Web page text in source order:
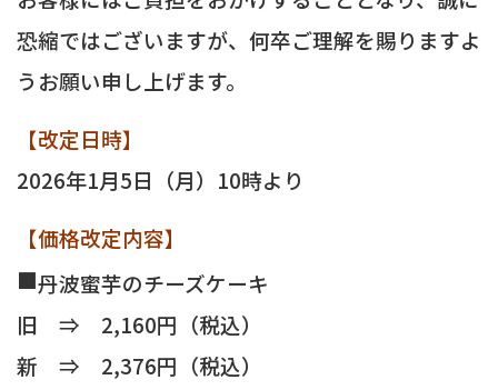
恐縮ではございますが、何卒ご理解を賜りますよ
うお願い申し上げます。
【改定日時】
2026年1月5日（月）10時より
【価格改定内容】
■丹波蜜芋のチーズケーキ
旧 ⇒ 2,160円（税込）
新 ⇒ 2,376円（税込）